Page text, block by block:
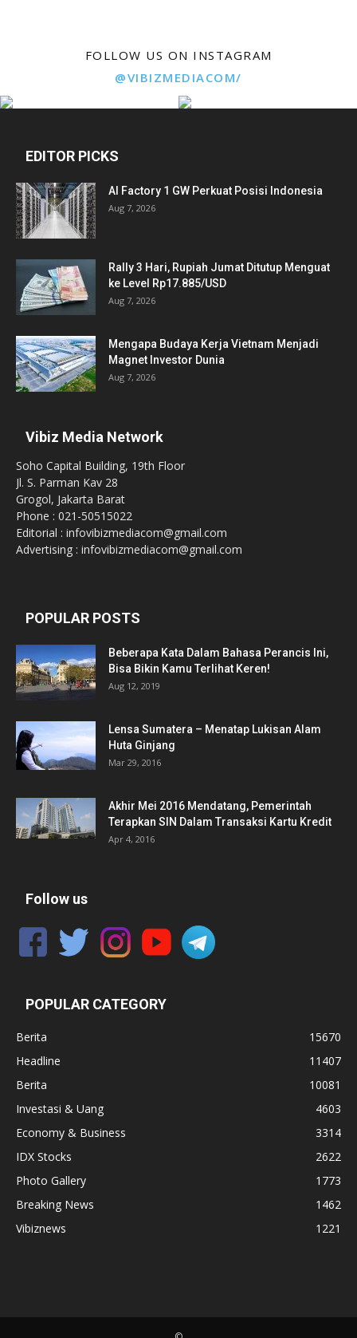
FOLLOW US ON INSTAGRAM
@VIBIZMEDIACOM/
EDITOR PICKS
AI Factory 1 GW Perkuat Posisi Indonesia
Aug 7, 2026
Rally 3 Hari, Rupiah Jumat Ditutup Menguat
ke Level Rp17.885/USD
Aug 7, 2026
Mengapa Budaya Kerja Vietnam Menjadi
Magnet Investor Dunia
Aug 7, 2026
Vibiz Media Network
Soho Capital Building, 19th Floor
Jl. S. Parman Kav 28
Grogol, Jakarta Barat
Phone : 021-50515022
Editorial : infovibizmediacom@gmail.com
Advertising : infovibizmediacom@gmail.com
POPULAR POSTS
Beberapa Kata Dalam Bahasa Perancis Ini,
Bisa Bikin Kamu Terlihat Keren!
Aug 12, 2019
Lensa Sumatera – Menatap Lukisan Alam
Huta Ginjang
Mar 29, 2016
Akhir Mei 2016 Mendatang, Pemerintah
Terapkan SIN Dalam Transaksi Kartu Kredit
Apr 4, 2016
Follow us
POPULAR CATEGORY
Berita
15670
Headline
11407
Berita
10081
Investasi & Uang
4603
Economy & Business
3314
IDX Stocks
2622
Photo Gallery
1773
Breaking News
1462
Vibiznews
1221